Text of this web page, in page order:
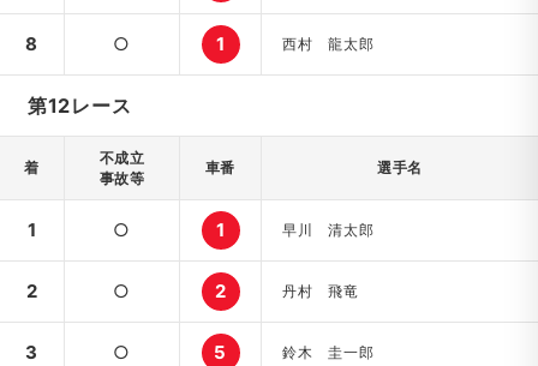
8 ○ 1 西村 龍太郎
第12レース
着
不成立
事故等
車番 選手名
1 ○ 1 早川 清太郎
2 ○ 2 丹村 飛竜
3 ○ 5 鈴木 圭一郎